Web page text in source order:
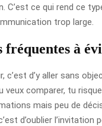
C’est ce qui rend ce
trop large.
fréquentes à
c’est d’y aller sans
veux comparer, tu
mais peu de
d’oublier l’invitation